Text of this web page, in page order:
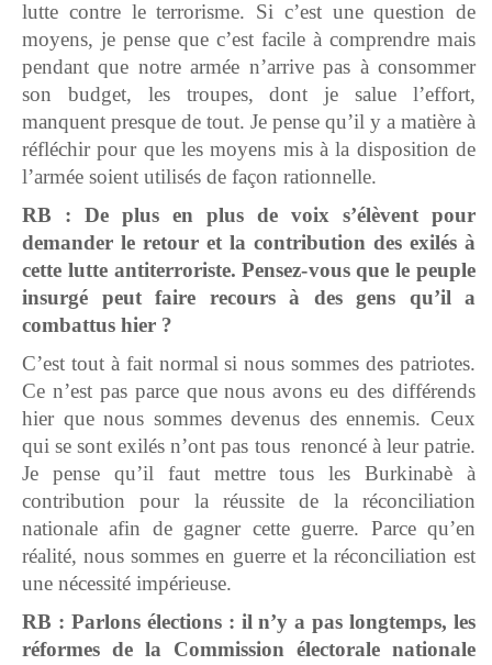
lutte contre le terrorisme. Si c’est une question de
moyens, je pense que c’est facile à comprendre mais
pendant que notre armée n’arrive pas à consommer
son budget, les troupes, dont je salue l’effort,
manquent presque de tout. Je pense qu’il y a matière à
réfléchir pour que les moyens mis à la disposition de
l’armée soient utilisés de façon rationnelle.
RB : De plus en plus de voix s’élèvent pour
demander le retour et la contribution des exilés à
cette lutte antiterroriste. Pensez-vous que le peuple
insurgé peut faire recours à des gens qu’il a
combattus hier ?
C’est tout à fait normal si nous sommes des patriotes.
Ce n’est pas parce que nous avons eu des différends
hier que nous sommes devenus des ennemis. Ceux
qui se sont exilés n’ont pas tous renoncé à leur patrie.
Je pense qu’il faut mettre tous les Burkinabè à
contribution pour la réussite de la réconciliation
nationale afin de gagner cette guerre. Parce qu’en
réalité, nous sommes en guerre et la réconciliation est
une nécessité impérieuse.
RB : Parlons élections : il n’y a pas longtemps, les
réformes de la Commission électorale nationale